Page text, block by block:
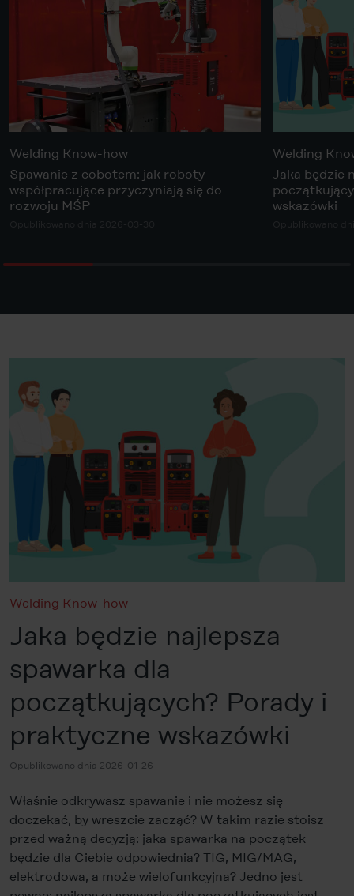
Welding Know-how
Spawanie z cobotem: jak roboty
współpracujące przyczyniają się do
rozwoju MŚP
Welding
Jaka będzie
wskazówki
Welding Know-how
Jaka będzie najlepsza
spawarka dla
początkujących? Porady i
praktyczne wskazówki
Opublikowano dnia 2026-01-26
Właśnie odkrywasz spawanie i nie możesz się
doczekać, by wreszcie zacząć? W takim razie stoisz
przed ważną decyzją: jaka spawarka na początek
będzie dla Ciebie odpowiednia? TIG, MIG/MAG,
elektrodowa, a może wielofunkcyjna? Jedno jest